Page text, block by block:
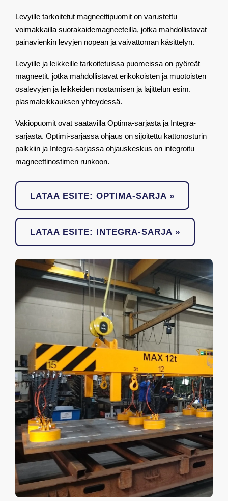
Levyille tarkoitetut magneettipuomit on varustettu
voimakkailla suorakaidemagneeteilla, jotka mahdollistavat
painavienkin levyjen nopean ja vaivattoman käsittelyn.
Levyille ja leikkeille tarkoitetuissa puomeissa on pyöreät
magneetit, jotka mahdollistavat erikokoisten ja muotoisten
osalevyjen ja leikkeiden nostamisen ja lajittelun esim.
plasmaleikkauksen yhteydessä.
Vakiopuomit ovat saatavilla Optima-sarjasta ja Integra-
sarjasta. Optimi-sarjassa ohjaus on sijoitettu kattonosturin
palkkiin ja Integra-sarjassa ohjauskeskus on integroitu
magneettinostimen runkoon.
LATAA ESITE: OPTIMA-SARJA »
LATAA ESITE: INTEGRA-SARJA »